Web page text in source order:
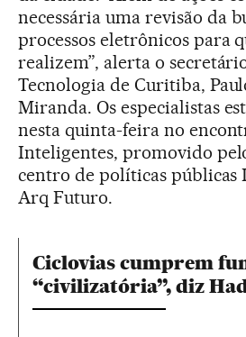
necessária uma revisão da
processos eletrônicos para
realizem”, alerta o
Tecnologia de Curitiba,
Miranda. Os especialistas
nesta quinta-feira no
Inteligentes, promovido
centro de políticas públicas
Arq Futuro.
Ciclovias cumprem
“civilizatória”, diz